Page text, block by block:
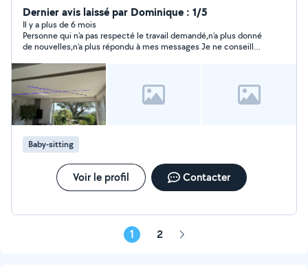
aide à la maison Polyvalente et fiable, je m'adapte à vos
besoins avec le sourire ! Habituée à m'occuper de ma
petite sœur (8 ans) et de ma nièce (3 ans), je saurai
prendre soin de vos enfants en toute confiance.
Disponible du lundi au vendredi à partir de Vence, et
après 17h dans un rayon allant de Vence à Nice.
Également disponible ponctuellement en soirée et le
week-end. Tarif : à partir de 15/h, ajusté selon la mission
(aide aux devoirs, baby-sitting ponctuel, menage etc.)
Dernier avis laissé par Dominique : 1/5
Il y a plus de 6 mois
Personne qui n’a pas respecté le travail demandé,n’a plus donné
de nouvelles,n’a plus répondu à mes messages Je ne conseille
Baby-sitting
Voir le profil Contacter
1 2 Page